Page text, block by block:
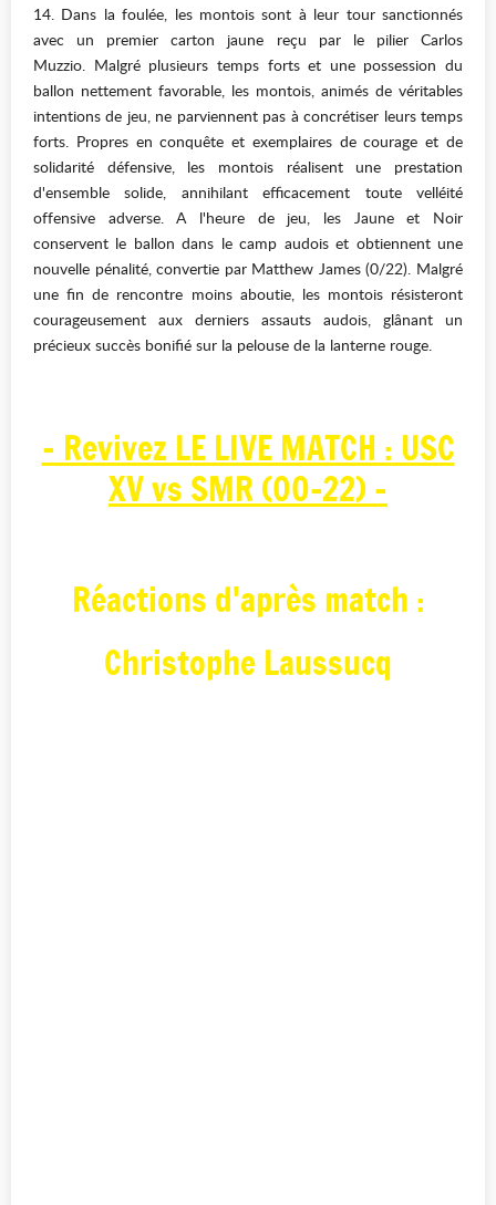
14. Dans la foulée, les montois sont à leur tour sanctionnés
avec un premier carton jaune reçu par le pilier Carlos
Muzzio. Malgré plusieurs temps forts et une possession du
ballon nettement favorable, les montois, animés de véritables
intentions de jeu, ne parviennent pas à concrétiser leurs temps
forts. Propres en conquête et exemplaires de courage et de
solidarité défensive, les montois réalisent une prestation
d'ensemble solide, annihilant efficacement toute velléité
offensive adverse. A l'heure de jeu, les Jaune et Noir
conservent le ballon dans le camp audois et obtiennent une
nouvelle pénalité, convertie par Matthew James (0/22). Malgré
une fin de rencontre moins aboutie, les montois résisteront
courageusement aux derniers assauts audois, glânant un
précieux succès bonifié sur la pelouse de la lanterne rouge.
- Revivez LE LIVE MATCH : USC
XV vs SMR (00-22) -
Réactions d'après match :
Christophe Laussucq